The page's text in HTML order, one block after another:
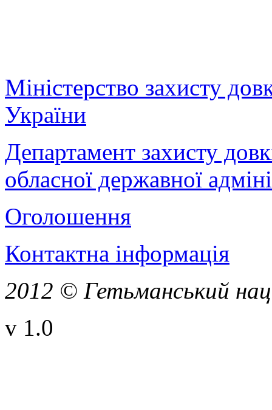
Міністерство захисту
України
Департамент захисту
обласної державної
Оголошення
Контактна інформація
2012 © Гетьманський
v 1.0